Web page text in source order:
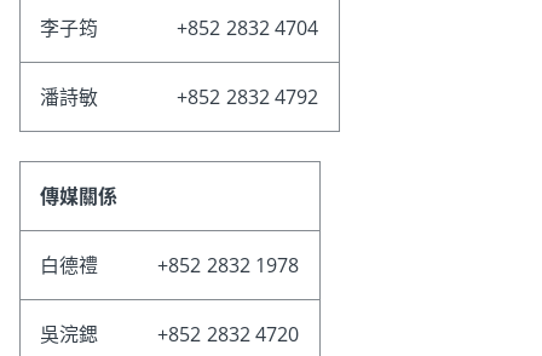
李子筠 +852 2832 4704
潘詩敏 +852 2832 4792
傳媒關係
白德禮 +852 2832 1978
吳浣鍶 +852 2832 4720